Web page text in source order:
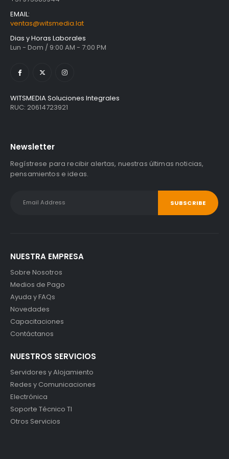
EMAIL:
ventas@witsmedia.lat
Dias y Horas Laborales
Lun - Dom / 9:00 AM - 7:00 PM
WITSMEDIA Soluciones Integrales
RUC: 20614723921
Newsletter
Regístrese para recibir alertas, nuestras últimas noticias,
pensamientos e ideas.
NUESTRA EMPRESA
Sobre Nosotros
Medios de Pago
Ayuda y FAQs
Novedades
Capacitaciones
Contáctanos
NUESTROS SERVICIOS
Servidores y Alojamiento
Redes y Comunicaciones
Electrónica
Soporte Técnico TI
Otros Servicios